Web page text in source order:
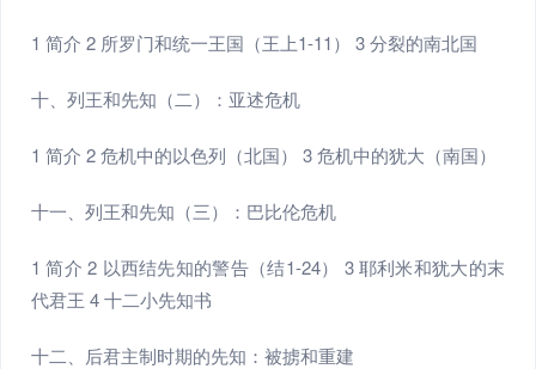
1 简介 2 所罗门和统一王国（王上1-11） 3 分裂的南北国
十、列王和先知（二）：亚述危机
1 简介 2 危机中的以色列（北国） 3 危机中的犹大（南国）
十一、列王和先知（三）：巴比伦危机
1 简介 2 以西结先知的警告（结1-24） 3 耶利米和犹大的末
代君王 4 十二小先知书
十二、后君主制时期的先知：被掳和重建